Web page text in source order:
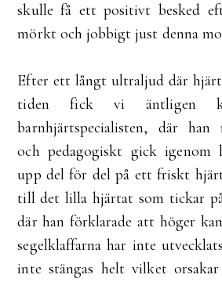
skulle få ett positivt besked
mörkt och jobbigt just denna
Efter ett långt ultraljud där
tiden fick vi äntligen
barnhjärtspecialisten, där
och pedagogiskt gick igenom
upp del för del på ett friskt
till det lilla hjärtat som tickar
där han förklarade att höger
segelklaffarna har inte
inte stängas helt vilket